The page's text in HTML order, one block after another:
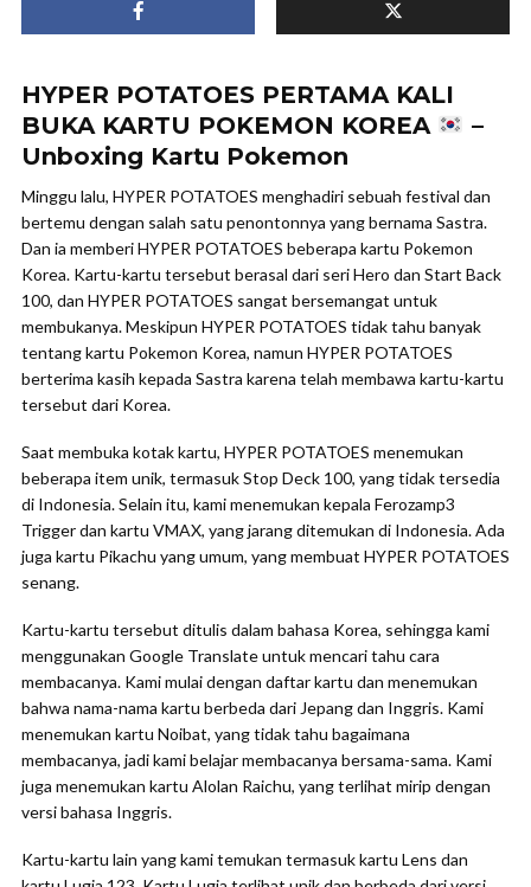
HYPER POTATOES PERTAMA KALI
BUKA KARTU POKEMON KOREA
–
Unboxing Kartu Pokemon
Minggu lalu, HYPER POTATOES menghadiri sebuah festival dan
bertemu dengan salah satu penontonnya yang bernama Sastra.
Dan ia memberi HYPER POTATOES beberapa kartu Pokemon
Korea. Kartu-kartu tersebut berasal dari seri Hero dan Start Back
100, dan HYPER POTATOES sangat bersemangat untuk
membukanya. Meskipun HYPER POTATOES tidak tahu banyak
tentang kartu Pokemon Korea, namun HYPER POTATOES
berterima kasih kepada Sastra karena telah membawa kartu-kartu
tersebut dari Korea.
Saat membuka kotak kartu, HYPER POTATOES menemukan
beberapa item unik, termasuk Stop Deck 100, yang tidak tersedia
di Indonesia. Selain itu, kami menemukan kepala Ferozamp3
Trigger dan kartu VMAX, yang jarang ditemukan di Indonesia. Ada
juga kartu Pikachu yang umum, yang membuat HYPER POTATOES
senang.
Kartu-kartu tersebut ditulis dalam bahasa Korea, sehingga kami
menggunakan Google Translate untuk mencari tahu cara
membacanya. Kami mulai dengan daftar kartu dan menemukan
bahwa nama-nama kartu berbeda dari Jepang dan Inggris. Kami
menemukan kartu Noibat, yang tidak tahu bagaimana
membacanya, jadi kami belajar membacanya bersama-sama. Kami
juga menemukan kartu Alolan Raichu, yang terlihat mirip dengan
versi bahasa Inggris.
Kartu-kartu lain yang kami temukan termasuk kartu Lens dan